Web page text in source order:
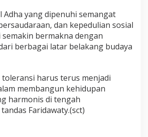
Adha yang dipenuhi semangat
dan kepedulian sosial
bermakna dengan
berbagai latar belakang budaya
toleransi harus terus menjadi
membangun kehidupan
harmonis di tengah
Faridawaty.(sct)